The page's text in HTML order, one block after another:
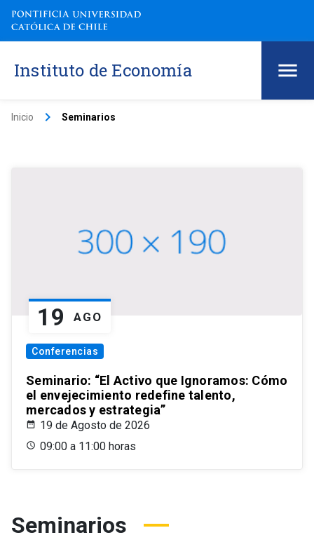
Instituto de Economía
Inicio keyboard_arrow_right Seminarios
19 AGO
Conferencias
Seminario: “El Activo que Ignoramos: Cómo
el envejecimiento redefine talento,
mercados y estrategia”
19 de Agosto de 2026
09:00 a 11:00 horas
Seminarios